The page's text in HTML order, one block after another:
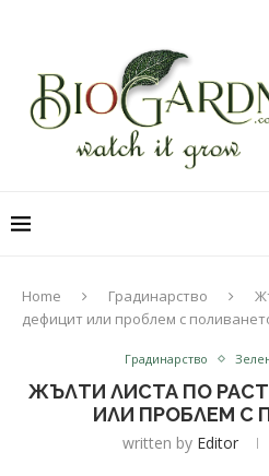
Home Градинарство
дефицит или проблем с
Градинарство
ЖЪЛТИ ЛИСТА ПО
ИЛИ ПРОБЛЕМ С
written by Editor